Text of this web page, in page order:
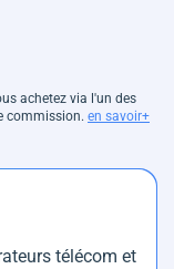
achetez via l'un des
commission. en savoir+
télécom et